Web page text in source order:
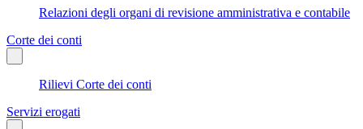
Relazioni degli organi di revisione amministrativa e contabile
Corte dei conti
Rilievi Corte dei conti
Servizi erogati